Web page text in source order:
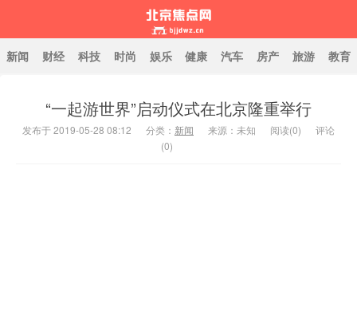
北京焦点网
新闻 财经 科技 时尚 娱乐 健康 汽车 房产 旅游 教育
“一起游世界”启动仪式在北京隆重举行
发布于 2019-05-28 08:12 分类： 新闻 来源：未知 阅读(0)
评论
(0)